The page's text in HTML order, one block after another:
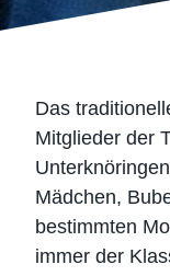
Das
Mitglieder der
Mädchen,
bestimmten
immer der